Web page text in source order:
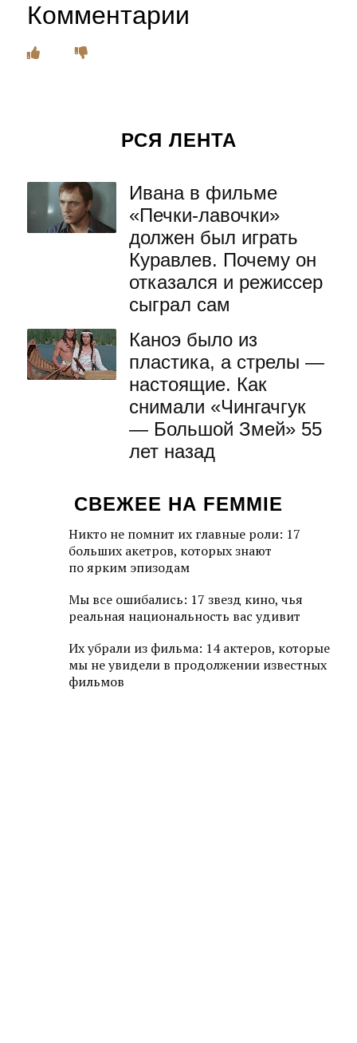
Комментарии
РСЯ ЛЕНТА
Ивана в фильме
«Печки-лавочки»
должен был играть
Куравлев. Почему он
отказался и режиссер
сыграл сам
Каноэ было из
пластика, а стрелы —
настоящие. Как
снимали «Чингачгук
— Большой Змей» 55
лет назад
СВЕЖЕЕ НА FEMMIE
Никто не помнит их главные роли: 17
больших акетров, которых знают
по ярким эпизодам
Мы все ошибались: 17 звезд кино, чья
реальная национальность вас удивит
Их убрали из фильма: 14 актеров, которые
мы не увидели в продолжении известных
фильмов